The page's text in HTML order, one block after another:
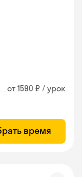
от 1590 ₽ / урок
время